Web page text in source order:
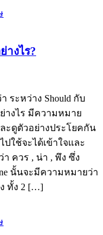
างไร?
ระหว่าง Should กับ
างไร มีความหมาย
ะดูตัวอย่างประโยคกัน
ใช้จะได้เข้าใจและ
ควร , น่า , พึง ซึ่ง
นั้นจะมีความหมายว่า
ทั้ง 2 […]